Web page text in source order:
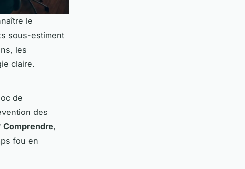
le
sous-estiment
les
claire.
de
des
Comprendre,
fou en